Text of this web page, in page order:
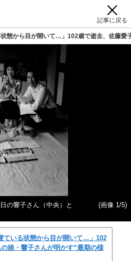
記事に戻る
態から目が開いて…」102歳で逝去、佐藤愛
の響子さん（中央）と
(画像 1/5)
ている状態から目が開いて…」102
娘・響子さんが明かす“最期の様